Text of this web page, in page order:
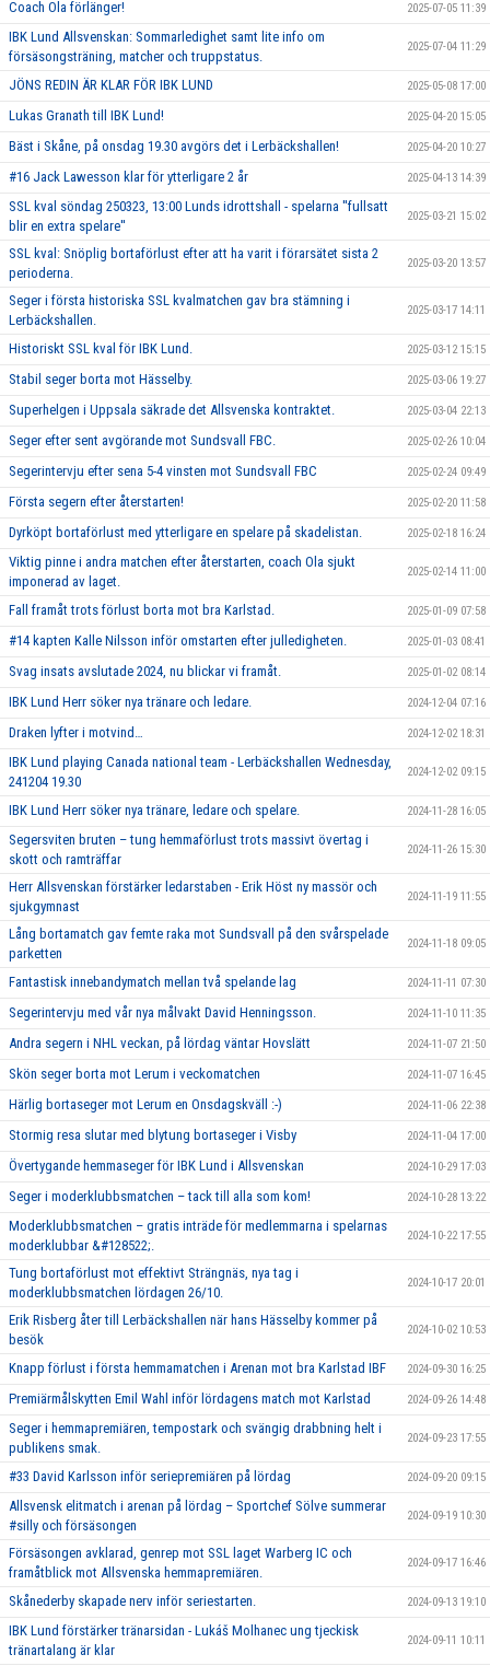
Coach Ola förlänger! 2025-07-05 11:39
IBK Lund Allsvenskan: Sommarledighet samt lite info om
försäsongsträning, matcher och truppstatus.
2025-07-04 11:29
JÖNS REDIN ÄR KLAR FÖR IBK LUND 2025-05-08 17:00
Lukas Granath till IBK Lund! 2025-04-20 15:05
Bäst i Skåne, på onsdag 19.30 avgörs det i Lerbäckshallen! 2025-04-20 10:27
#16 Jack Lawesson klar för ytterligare 2 år 2025-04-13 14:39
SSL kval söndag 250323, 13:00 Lunds idrottshall - spelarna ''fullsatt
blir en extra spelare''
2025-03-21 15:02
SSL kval: Snöplig bortaförlust efter att ha varit i förarsätet sista 2
perioderna.
2025-03-20 13:57
Seger i första historiska SSL kvalmatchen gav bra stämning i
Lerbäckshallen.
2025-03-17 14:11
Historiskt SSL kval för IBK Lund. 2025-03-12 15:15
Stabil seger borta mot Hässelby. 2025-03-06 19:27
Superhelgen i Uppsala säkrade det Allsvenska kontraktet. 2025-03-04 22:13
Seger efter sent avgörande mot Sundsvall FBC. 2025-02-26 10:04
Segerintervju efter sena 5-4 vinsten mot Sundsvall FBC 2025-02-24 09:49
Första segern efter återstarten! 2025-02-20 11:58
Dyrköpt bortaförlust med ytterligare en spelare på skadelistan. 2025-02-18 16:24
Viktig pinne i andra matchen efter återstarten, coach Ola sjukt
imponerad av laget.
2025-02-14 11:00
Fall framåt trots förlust borta mot bra Karlstad. 2025-01-09 07:58
#14 kapten Kalle Nilsson inför omstarten efter julledigheten. 2025-01-03 08:41
Svag insats avslutade 2024, nu blickar vi framåt. 2025-01-02 08:14
IBK Lund Herr söker nya tränare och ledare. 2024-12-04 07:16
Draken lyfter i motvind… 2024-12-02 18:31
IBK Lund playing Canada national team - Lerbäckshallen Wednesday,
241204 19.30
2024-12-02 09:15
IBK Lund Herr söker nya tränare, ledare och spelare. 2024-11-28 16:05
Segersviten bruten – tung hemmaförlust trots massivt övertag i
skott och ramträffar
2024-11-26 15:30
Herr Allsvenskan förstärker ledarstaben - Erik Höst ny massör och
sjukgymnast
2024-11-19 11:55
Lång bortamatch gav femte raka mot Sundsvall på den svårspelade
parketten
2024-11-18 09:05
Fantastisk innebandymatch mellan två spelande lag 2024-11-11 07:30
Segerintervju med vår nya målvakt David Henningsson. 2024-11-10 11:35
Andra segern i NHL veckan, på lördag väntar Hovslätt 2024-11-07 21:50
Skön seger borta mot Lerum i veckomatchen 2024-11-07 16:45
Härlig bortaseger mot Lerum en Onsdagskväll :-) 2024-11-06 22:38
Stormig resa slutar med blytung bortaseger i Visby 2024-11-04 17:00
Övertygande hemmaseger för IBK Lund i Allsvenskan 2024-10-29 17:03
Seger i moderklubbsmatchen – tack till alla som kom! 2024-10-28 13:22
Moderklubbsmatchen – gratis inträde för medlemmarna i spelarnas
moderklubbar &#128522;.
2024-10-22 17:55
Tung bortaförlust mot effektivt Strängnäs, nya tag i
moderklubbsmatchen lördagen 26/10.
2024-10-17 20:01
Erik Risberg åter till Lerbäckshallen när hans Hässelby kommer på
besök
2024-10-02 10:53
Knapp förlust i första hemmamatchen i Arenan mot bra Karlstad IBF 2024-09-30 16:25
Premiärmålskytten Emil Wahl inför lördagens match mot Karlstad 2024-09-26 14:48
Seger i hemmapremiären, tempostark och svängig drabbning helt i
publikens smak.
2024-09-23 17:55
#33 David Karlsson inför seriepremiären på lördag 2024-09-20 09:15
Allsvensk elitmatch i arenan på lördag – Sportchef Sölve summerar
#silly och försäsongen
2024-09-19 10:30
Försäsongen avklarad, genrep mot SSL laget Warberg IC och
framåtblick mot Allsvenska hemmapremiären.
2024-09-17 16:46
Skånederby skapade nerv inför seriestarten. 2024-09-13 19:10
IBK Lund förstärker tränarsidan - Lukáš Molhanec ung tjeckisk
tränartalang är klar
2024-09-11 10:11